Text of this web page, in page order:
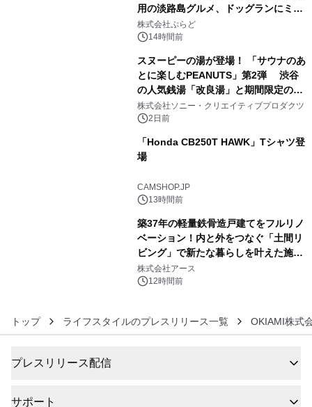
用の淡路島グルメ、ドッグランにミニ
プール グランピングとトレーラーハウ
スの2施設で
株式会社ぷらど
14時間前
スヌーピーの湯が登場！ 「サウナのあ
とに楽しむPEANUTS」第2弾 渋谷
の人気銭湯「改良湯」と期間限定のコ
ラボレーション サウナイキタイコラ
ボグッズも発売決定！
株式会社ソニー・クリエイティブプロダクツ
2日前
「Honda CB250T HAWK」Tシャツ登
場
CAMSHOP.JP
13時間前
築37年の軽量鉄骨造戸建てをフルリノ
ベーション！内と外をつなぐ「土間リ
ビング」で新たな暮らしを叶えた施工
事例を株式会社アースが公開
株式会社アース
12時間前
トップ ライフスタイルのプレスリリース一覧 OKIAMI株式
プレスリリース配信
サポート